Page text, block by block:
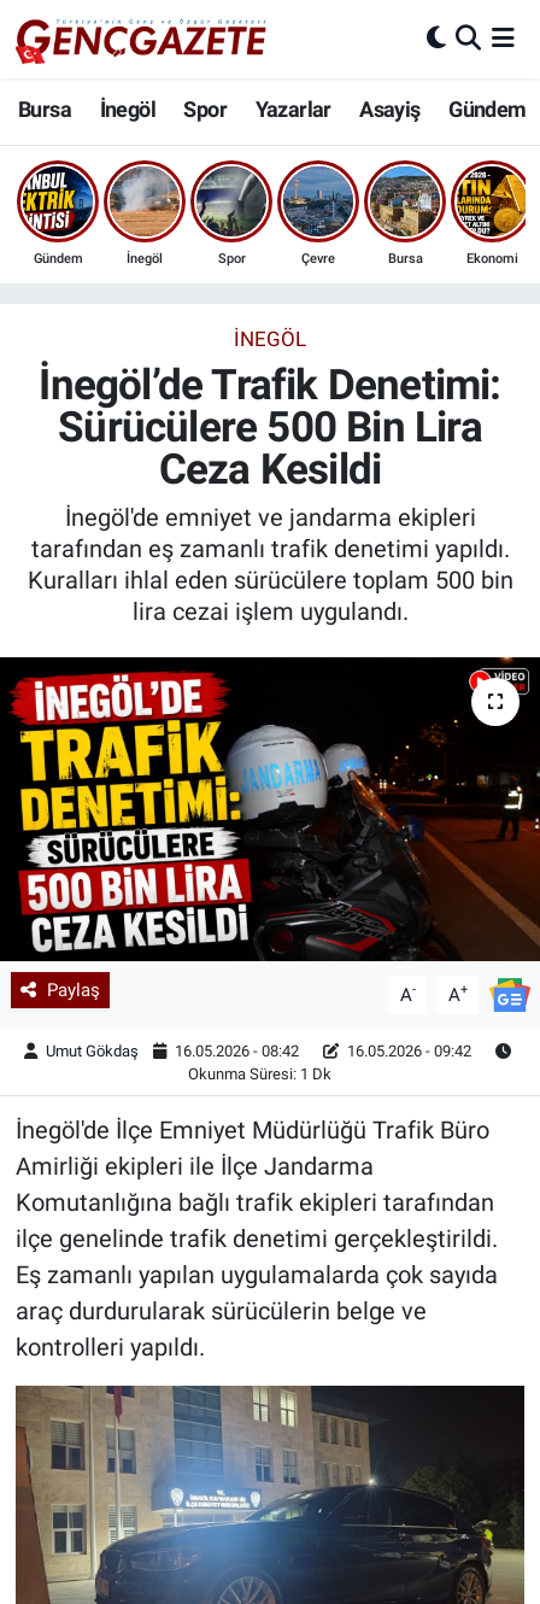
Bursa İnegöl Spor Yazarlar Asayiş Gündem
Gündem İnegöl Spor Çevre Bursa Ekonomi
İNEGÖL
İnegöl’de Trafik Denetimi:
Sürücülere 500 Bin Lira
Ceza Kesildi
İnegöl'de emniyet ve jandarma ekipleri
tarafından eş zamanlı trafik denetimi yapıldı.
Kuralları ihlal eden sürücülere toplam 500 bin
lira cezai işlem uygulandı.
Paylaş A- A+
Umut Gökdaş 16.05.2026 - 08:42
16.05.2026 - 09:42
Okunma Süresi: 1 Dk
İnegöl'de İlçe Emniyet Müdürlüğü Trafik Büro
Amirliği ekipleri ile İlçe Jandarma
Komutanlığına bağlı trafik ekipleri tarafından
ilçe genelinde trafik denetimi gerçekleştirildi.
Eş zamanlı yapılan uygulamalarda çok sayıda
araç durdurularak sürücülerin belge ve
kontrolleri yapıldı.
Bursa
İnegöl
3.SAYFA
Ekonomi
İnanç
Kadın & Aile
Sağlık
Siyaset
Teknoloji
Yazarlar
Astroloji-Rüya
Nöbetçi Eczaneler
Hava Durumu
Trafik Durumu
Son Dakika Haberleri
Haber Arşivi